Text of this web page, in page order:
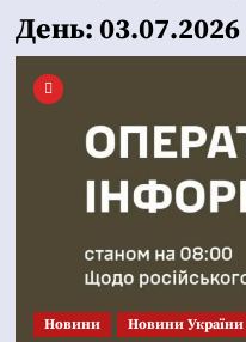
День: 03.07.2026
Новини Новини України